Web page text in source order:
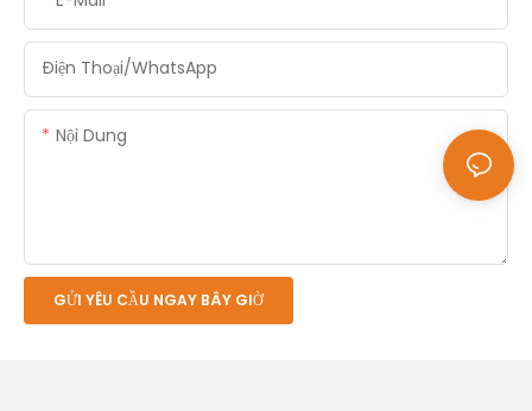
Điện Thoại/whatsApp
Nội Dung
GỬI YÊU CẦU NGAY BÂY GIỜ